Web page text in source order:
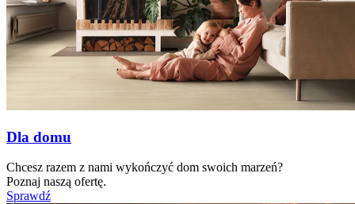
Dla domu
Chcesz razem z nami wykończyć dom swoich marzeń?
Poznaj naszą ofertę.
Sprawdź